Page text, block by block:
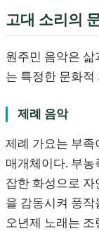
고대 소리의
원주민 음악은
는 특정한 문화적
제례 음악
제례 가요는 부
매개체이다. 부농
잡한 화성으로 자
을 감동시켜 풍작
오년제 노래는 조